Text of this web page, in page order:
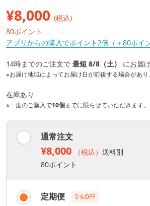
¥8,000 (税込)
80ポイント
アプリからの購入でポイント2倍（＋80ポイン
14時までのご注文で 最短 8/8（土） にお届け
※お届け地域によってお届け日が前後する場合があり
在庫あり
※一度のご購入で10個までに限らせていただきます。
通常注文
¥8,000 （税込） 送料別
80ポイント
定期便 5％OFF